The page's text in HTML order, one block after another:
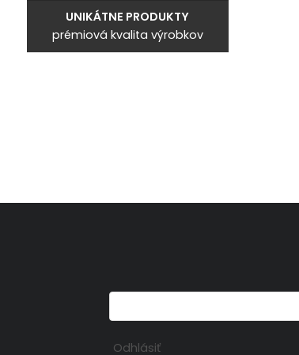
UNIKÁTNE PRODUKTY
prémiová kvalita výrobkov
Odhlásiť